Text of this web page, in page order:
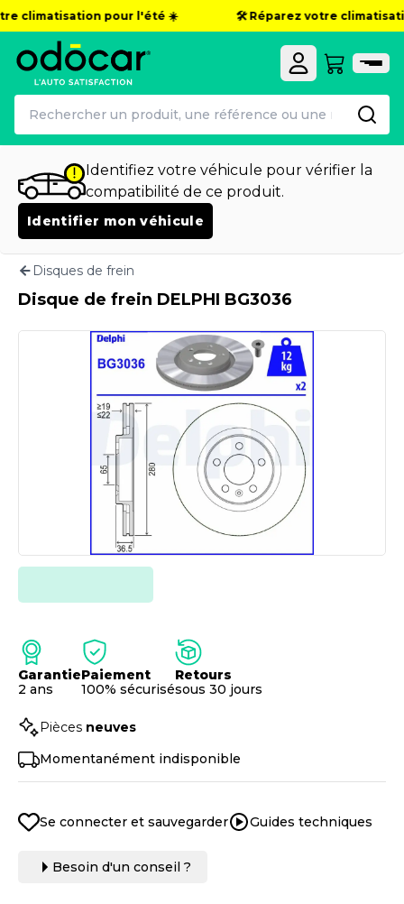
climatisation pour l'été ☀️ 🛠️ Réparez votre
Identifiez votre véhicule pour vérifier la
compatibilité de ce produit.
Identifier mon véhicule
Disques de frein
Disque de frein DELPHI BG3036
Garantie
2 ans
Paiement
100% sécurisé
Retours
sous 30 jours
Pièces neuves
Momentanément indisponible
Se connecter et sauvegarder Guides techniques
Besoin d'un conseil ?